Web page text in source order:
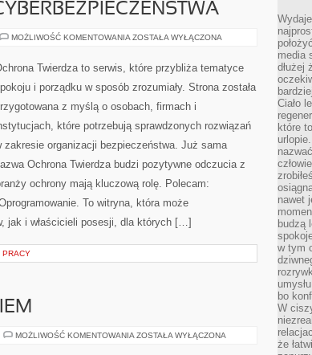
MOŻLIWOŚĆ KOMENTOWANIA PRAWNE
ZOSTAŁA WYŁĄCZONA
Twierdza to serwis, które przybliża tematyce
i porządku w sposób zrozumiały. Strona została
z myślą o osobach, firmach i
które potrzebują sprawdzonych rozwiązań
zakresie organizacji bezpieczeństwa. Już sama
Ochrona Twierdza budzi pozytywne odczucia z
ochrony mają kluczową rolę. Polecam:
To witryna, która może
jak i właścicieli posesji, dla których […]
PRACY
MOŻLIWOŚĆ KOMENTOWANIA PODRÓŻE
ZOSTAŁA WYŁĄCZONA
media
dłużej
Ciało
które
nawet
budzą
w tym
bo
W
że